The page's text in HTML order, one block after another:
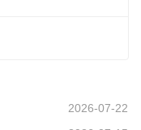
2026-07-22